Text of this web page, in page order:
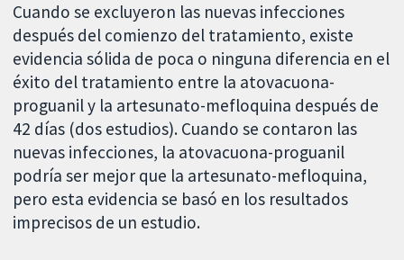
Cuando se excluyeron las nuevas infecciones
después del comienzo del tratamiento, existe
evidencia sólida de poca o ninguna diferencia en el
éxito del tratamiento entre la atovacuona-
proguanil y la artesunato-mefloquina después de
42 días (dos estudios). Cuando se contaron las
nuevas infecciones, la atovacuona-proguanil
podría ser mejor que la artesunato-mefloquina,
pero esta evidencia se basó en los resultados
imprecisos de un estudio.